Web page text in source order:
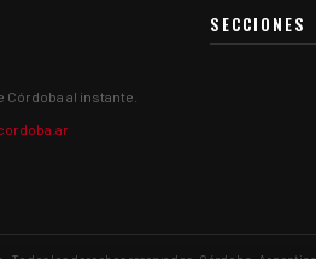
Córdoba al instante.
SECCIONES